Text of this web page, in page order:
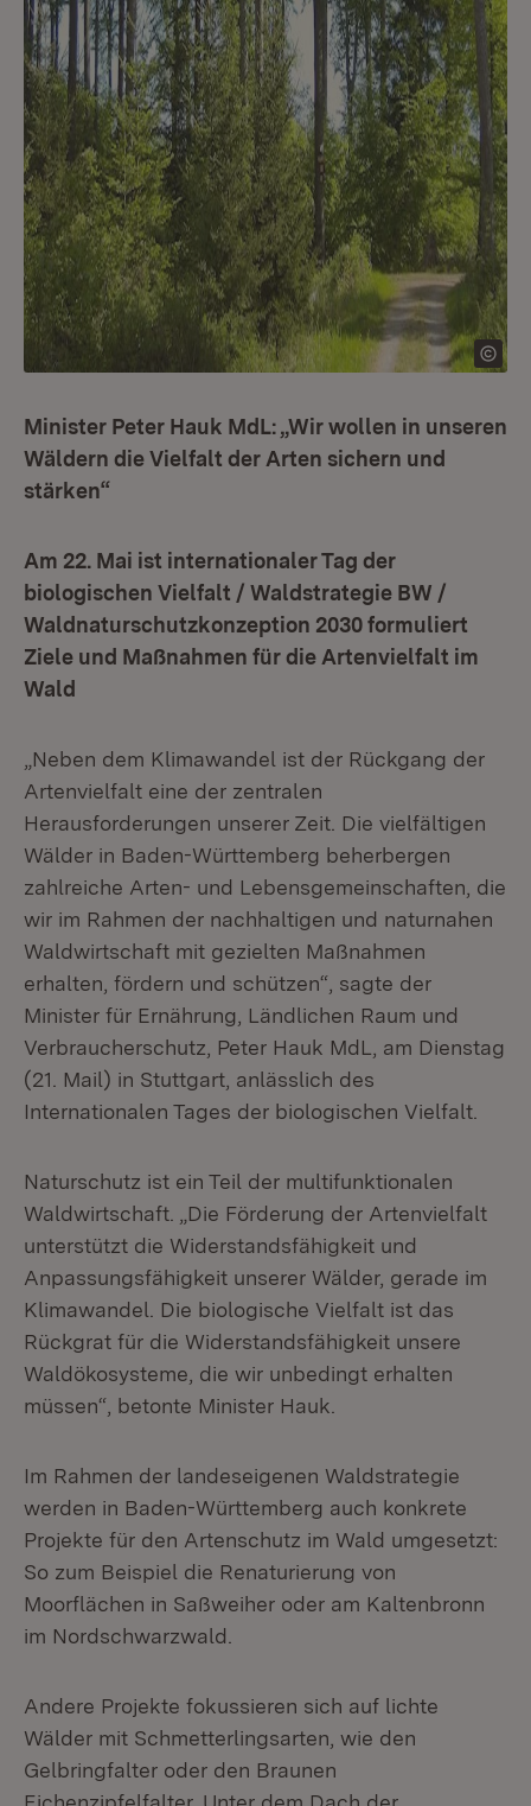
Minister Peter Hauk MdL: „Wir wollen in unseren
Wäldern die Vielfalt der Arten sichern und
stärken“
Am 22. Mai ist internationaler Tag der
biologischen Vielfalt / Waldstrategie BW /
Waldnaturschutzkonzeption 2030 formuliert
Ziele und Maßnahmen für die Artenvielfalt im
Wald
„Neben dem Klimawandel ist der Rückgang der
Artenvielfalt eine der zentralen
Herausforderungen unserer Zeit. Die vielfältigen
Wälder in Baden-Württemberg beherbergen
zahlreiche Arten- und Lebensgemeinschaften, die
wir im Rahmen der nachhaltigen und naturnahen
Waldwirtschaft mit gezielten Maßnahmen
erhalten, fördern und schützen“, sagte der
Minister für Ernährung, Ländlichen Raum und
Verbraucherschutz, Peter Hauk MdL, am Dienstag
(21. Mail) in Stuttgart, anlässlich des
Internationalen Tages der biologischen Vielfalt.
Naturschutz ist ein Teil der multifunktionalen
Waldwirtschaft. „Die Förderung der Artenvielfalt
unterstützt die Widerstandsfähigkeit und
Anpassungsfähigkeit unserer Wälder, gerade im
Klimawandel. Die biologische Vielfalt ist das
Rückgrat für die Widerstandsfähigkeit unsere
Waldökosysteme, die wir unbedingt erhalten
müssen“, betonte Minister Hauk.
Im Rahmen der landeseigenen Waldstrategie
werden in Baden-Württemberg auch konkrete
Projekte für den Artenschutz im Wald umgesetzt:
So zum Beispiel die Renaturierung von
Moorflächen in Saßweiher oder am Kaltenbronn
im Nordschwarzwald.
Andere Projekte fokussieren sich auf lichte
Wälder mit Schmetterlingsarten, wie den
Gelbringfalter oder den Braunen